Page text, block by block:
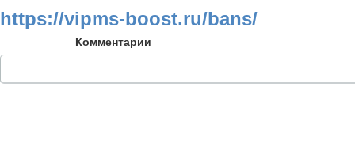
https://vipms-boost.ru/bans/
Комментарии